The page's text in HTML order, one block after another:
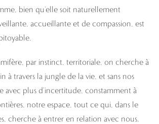
bien qu’elle soit naturellement
accueillante et de compassion, est
par instinct, territoriale, on cherche à
à travers la jungle de la vie, et sans nos
avec plus d’incertitude, constamment à
notre espace, tout ce qui, dans le
cherche à entrer en relation avec nous.